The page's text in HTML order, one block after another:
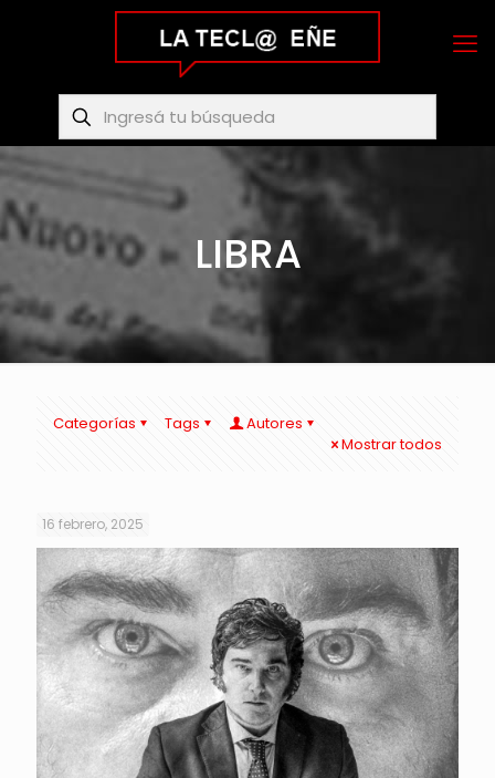
LIBRA
Categorías Tags
Autores
Mostrar todos
16 febrero, 2025